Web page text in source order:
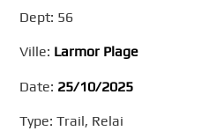
Dept: 56
Ville: Larmor Plage
Date: 25/10/2025
Type: Trail, Relai